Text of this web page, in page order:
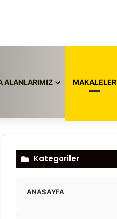
ALANLARIMIZ MAKALELER
Kategoriler
ANASAYFA